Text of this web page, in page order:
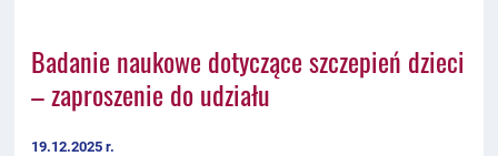
Badanie naukowe dotyczące szczepień dzieci
– zaproszenie do udziału
19.12.2025 r.